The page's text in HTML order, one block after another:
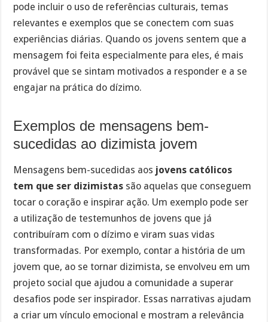
pode incluir o uso de referências culturais, temas
relevantes e exemplos que se conectem com suas
experiências diárias. Quando os jovens sentem que a
mensagem foi feita especialmente para eles, é mais
provável que se sintam motivados a responder e a se
engajar na prática do dízimo.
Exemplos de mensagens bem-
sucedidas ao dizimista jovem
Mensagens bem-sucedidas aos jovens católicos
tem que ser dizimistas são aquelas que conseguem
tocar o coração e inspirar ação. Um exemplo pode ser
a utilização de testemunhos de jovens que já
contribuíram com o dízimo e viram suas vidas
transformadas. Por exemplo, contar a história de um
jovem que, ao se tornar dizimista, se envolveu em um
projeto social que ajudou a comunidade a superar
desafios pode ser inspirador. Essas narrativas ajudam
a criar um vínculo emocional e mostram a relevância